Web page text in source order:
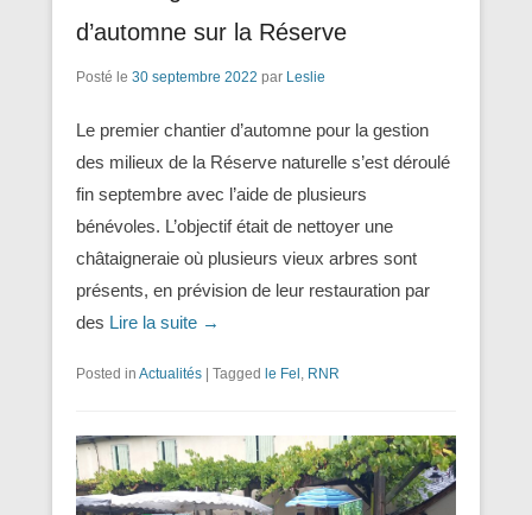
d’automne sur la Réserve
Posté le 30 septembre 2022 par Leslie
Le premier chantier d’automne pour la gestion
des milieux de la Réserve naturelle s’est déroulé
fin septembre avec l’aide de plusieurs
bénévoles. L’objectif était de nettoyer une
châtaigneraie où plusieurs vieux arbres sont
présents, en prévision de leur restauration par
des Lire la suite →
Posted in Actualités | Tagged le Fel RNR